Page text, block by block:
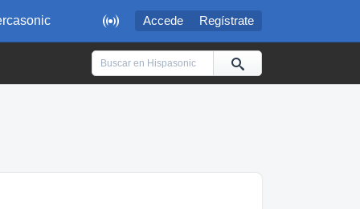
 Accede Regístrate